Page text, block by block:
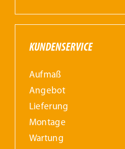
KUNDENSERVICE
Aufmaß
Angebot
Lieferung
Montage
Wartung